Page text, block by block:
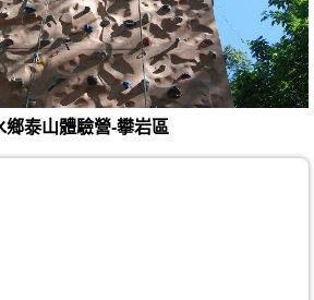
鄉泰山體驗營-攀岩區